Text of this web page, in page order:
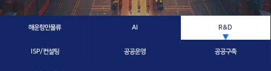
해운항만물류 AI R&D
ISP/컨설팅 공공운영 공공구축